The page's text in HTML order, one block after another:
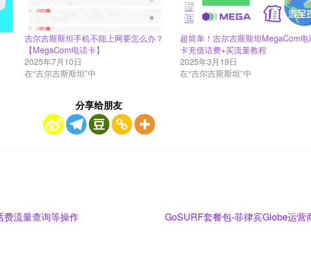
吉尔吉斯斯坦手机不能上网要怎么办？
【MegaCom电话卡】
2025年7月10日
在“吉尔吉斯斯坦”中
超简单！吉尔吉斯斯坦MegaCom电
卡充值话费+买流量教程
2025年3月19日
在“吉尔吉斯斯坦”中
分享给朋友
费流量查询等操作
Next
GoSURF套餐包-菲律宾Globe运营